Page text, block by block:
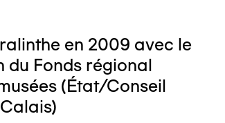
en 2009 avec le
du Fonds régional
(État/Conseil